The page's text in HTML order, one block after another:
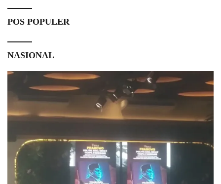
POS POPULER
NASIONAL